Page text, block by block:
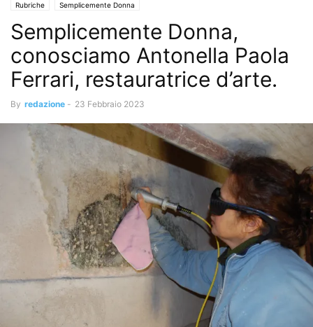
Rubriche Semplicemente Donna
Semplicemente Donna,
conosciamo Antonella Paola
Ferrari, restauratrice d’arte.
By redazione - 23 Febbraio 2023